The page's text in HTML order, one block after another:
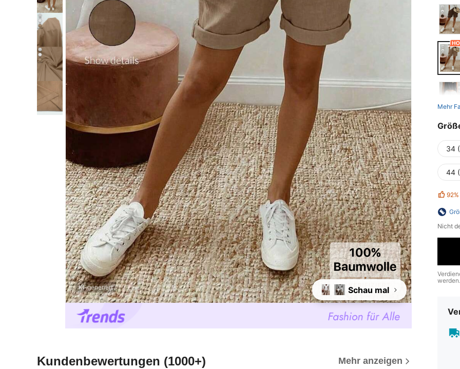
KI-generiert +1 Schau mal
Kundenbewertungen (1000+) Mehr anzeigen
Mehr
34
44
92%
Nicht
werden.